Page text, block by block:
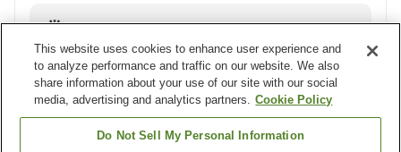
自販機やランドリールームの説明がより分かりやすくな
るよう、掲示や案内方法の改善を検討いたします。
スタッフへの温かいお言葉を頂戴し、心より感謝申し上
また上野へお越しの際は、ぜひ当館をご利用いただけま
たので次は付けたいと思います。
クチコミの詳細はこちらから
https://review.travel.rakuten.co.jp/hotel/voice/40799?
reviewId=33123478200116
Reply from the property
この度はホテルニューウエノをご利用いただき、またご
感想をお寄せいただき誠にありがとうございます。
前乗りでのご出張とのこと、当館がご負担にならない料
金でお役に立てたようで大変嬉しく存じます。
This website uses cookies to enhance user experience and
to analyze performance and traffic on our website. We also
share information about your use of our site with our social
media, advertising and analytics partners. Cookie Policy
Do Not Sell My Personal Information